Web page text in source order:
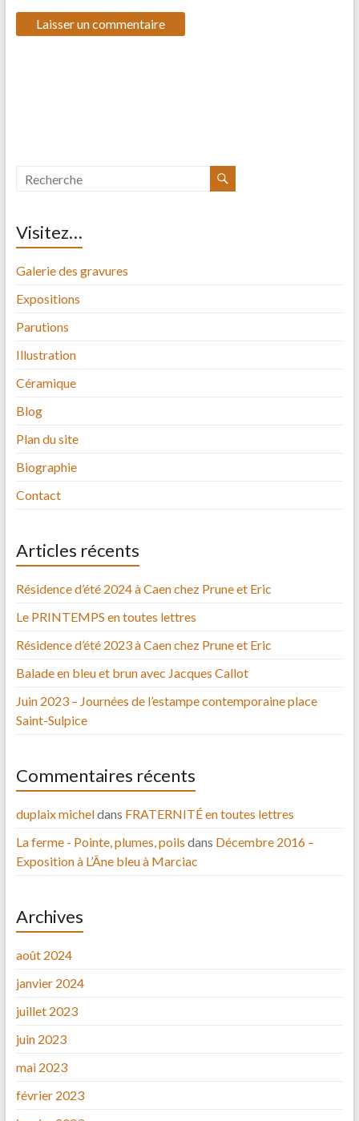
Visitez…
Galerie des gravures
Expositions
Parutions
Illustration
Céramique
Blog
Plan du site
Biographie
Contact
Articles récents
Résidence d’été 2024 à Caen chez Prune et Eric
Le PRINTEMPS en toutes lettres
Résidence d’été 2023 à Caen chez Prune et Eric
Balade en bleu et brun avec Jacques Callot
Juin 2023 – Journées de l’estampe contemporaine place
Saint-Sulpice
Commentaires récents
duplaix micheldans FRATERNITÉ en toutes lettres
La ferme - Pointe, plumes, poils dans Décembre 2016 –
Exposition à L’Âne bleu à Marciac
Archives
août 2024
janvier 2024
juillet 2023
juin 2023
mai 2023
février 2023